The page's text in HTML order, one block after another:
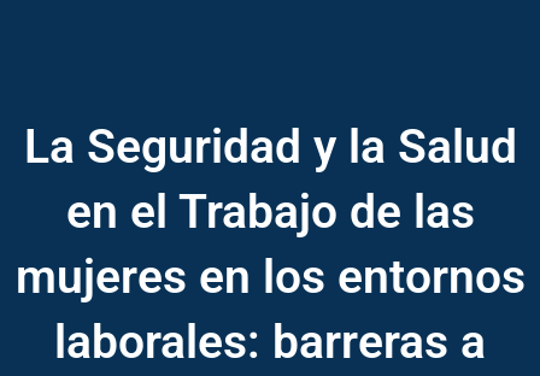
La Seguridad y la Salud
en el Trabajo de las
mujeres en los entornos
laborales: barreras a